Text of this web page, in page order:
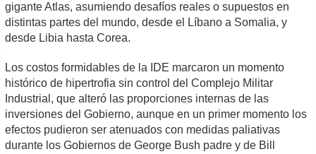
gigante Atlas, asumiendo desafíos reales o supuestos en
distintas partes del mundo, desde el Líbano a Somalia, y
desde Libia hasta Corea.
Los costos formidables de la IDE marcaron un momento
histórico de hipertrofia sin control del Complejo Militar
Industrial, que alteró las proporciones internas de las
inversiones del Gobierno, aunque en un primer momento los
efectos pudieron ser atenuados con medidas paliativas
durante los Gobiernos de George Bush padre y de Bill